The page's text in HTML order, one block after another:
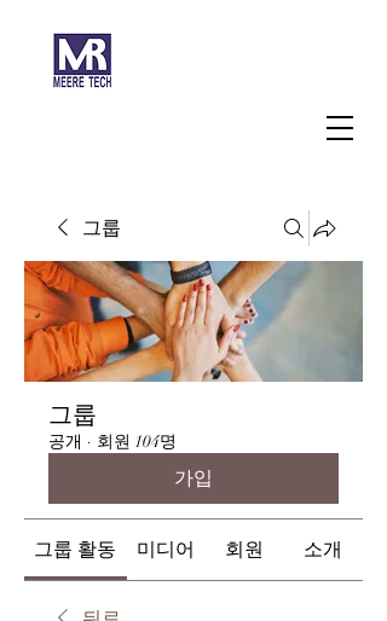
그룹
그룹
공개 · 회원 104명
가입
그룹 활동 미디어 회원 소개